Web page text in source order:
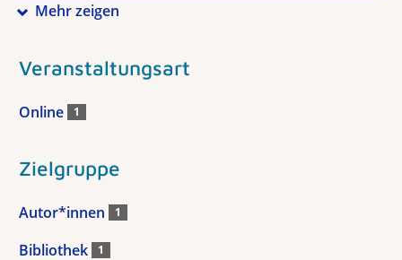
Mehr zeigen
Veranstaltungsart
Online 1
Zielgruppe
Autor*innen 1
Bibliothek 1